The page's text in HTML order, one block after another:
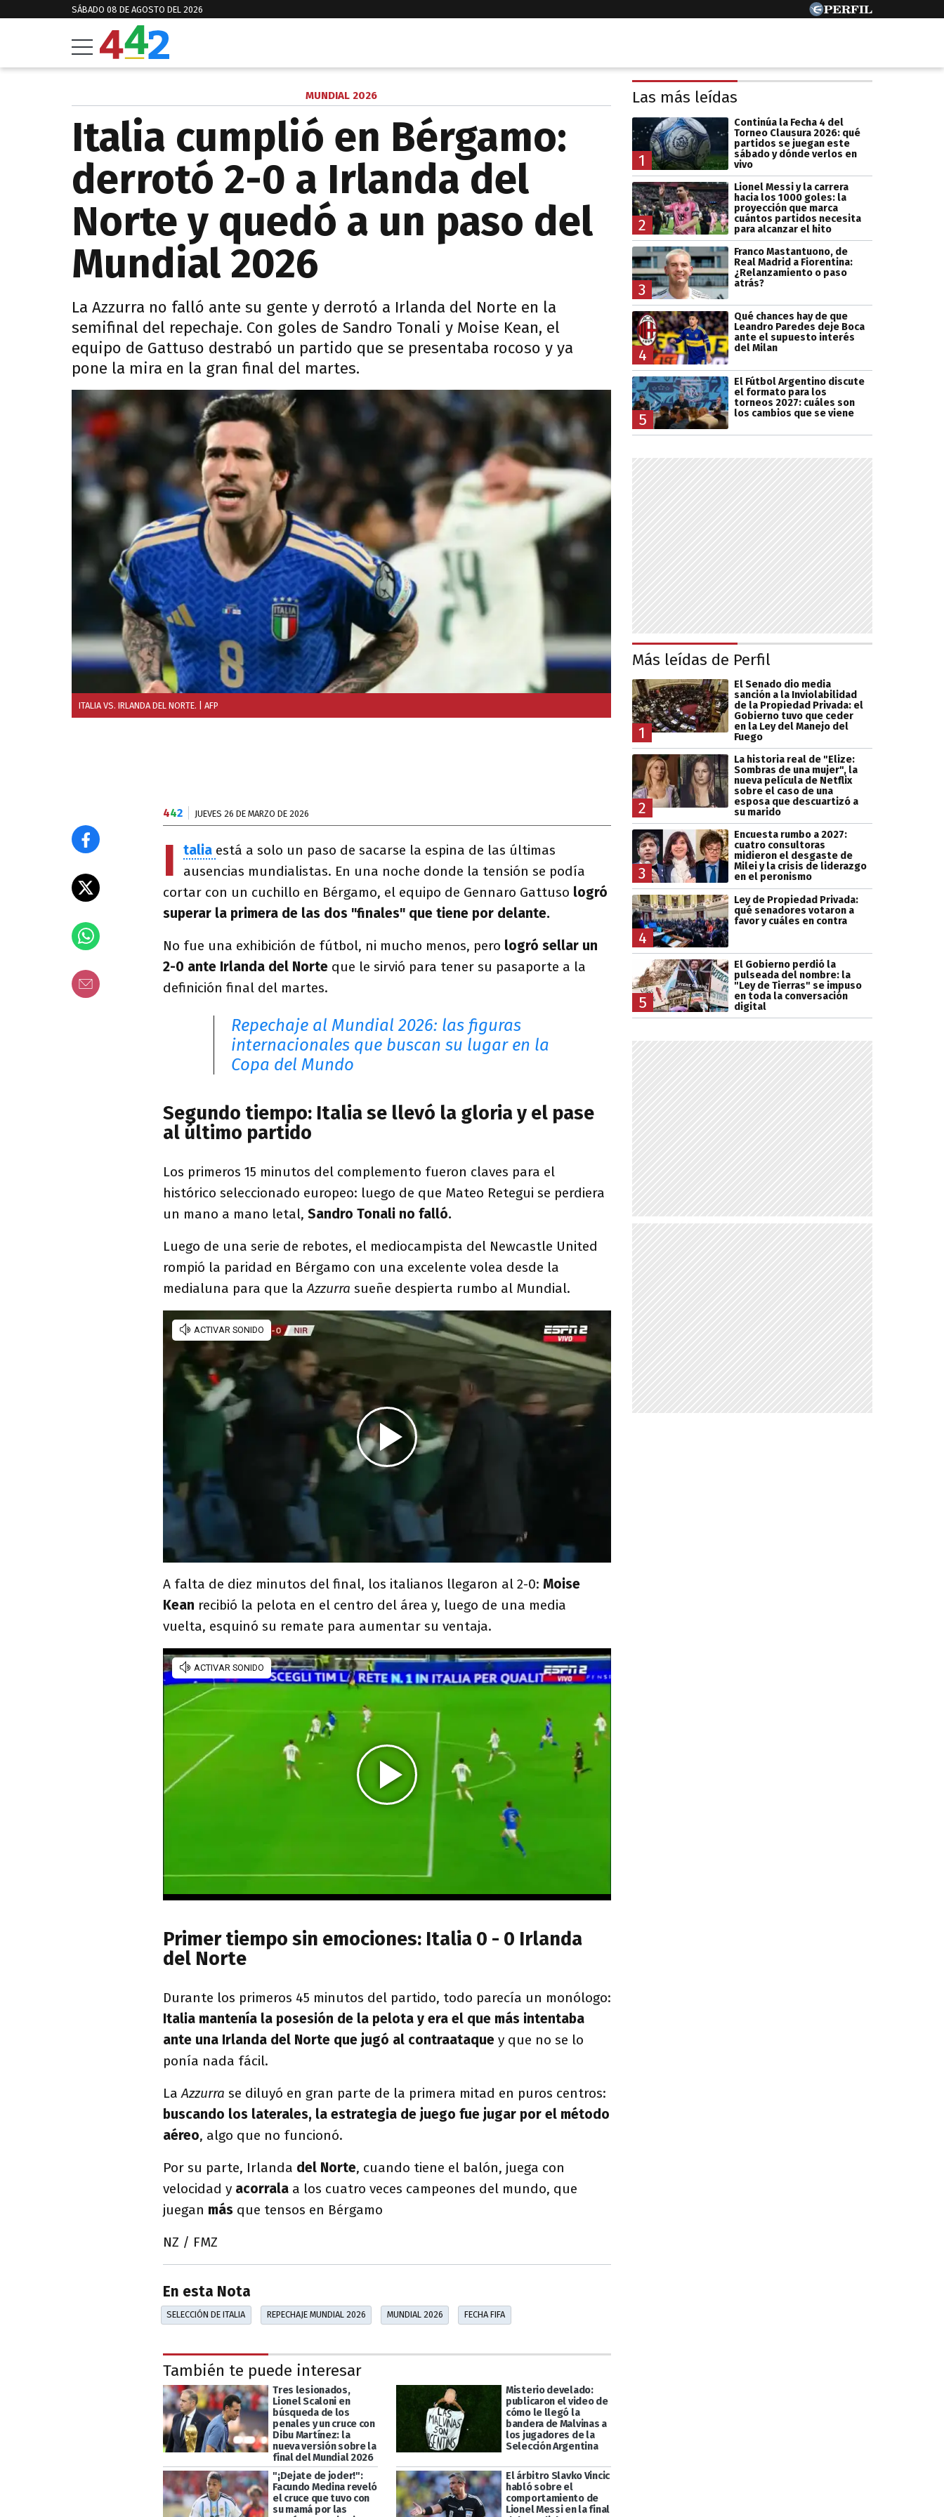
SÁBADO 08 DE AGOSTO DEL 2026
MUNDIAL 2026
Italia cumplió en Bérgamo:
derrotó 2-0 a Irlanda del
Norte y quedó a un paso del
Mundial 2026
La Azzurra no falló ante su gente y derrotó a Irlanda del Norte en la
semifinal del repechaje. Con goles de Sandro Tonali y Moise Kean, el
equipo de Gattuso destrabó un partido que se presentaba rocoso y ya
pone la mira en la gran final del martes.
ITALIA VS. IRLANDA DEL NORTE. | AFP
442 JUEVES 26 DE MARZO DE 2026
I talia está a solo un paso de sacarse la espina de las últimas
ausencias mundialistas. En una noche donde la tensión se podía
cortar con un cuchillo en Bérgamo, el equipo de Gennaro Gattuso logró
superar la primera de las dos "finales" que tiene por delante.
No fue una exhibición de fútbol, ni mucho menos, pero logró sellar un
2-0 ante Irlanda del Norte que le sirvió para tener su pasaporte a la
definición final del martes.
Repechaje al Mundial 2026: las figuras
internacionales que buscan su lugar en la
Copa del Mundo
Segundo tiempo: Italia se llevó la gloria y el pase
al último partido
Los primeros 15 minutos del complemento fueron claves para el
histórico seleccionado europeo: luego de que Mateo Retegui se perdiera
un mano a mano letal, Sandro Tonali no falló.
Luego de una serie de rebotes, el mediocampista del Newcastle United
rompió la paridad en Bérgamo con una excelente volea desde la
medialuna para que laAzzurra sueñe despierta rumbo al Mundial.
A falta de diez minutos del final, los italianos llegaron al 2-0: Moise
Kean recibió la pelota en el centro del área y, luego de una media
vuelta, esquinó su remate para aumentar su ventaja.
Primer tiempo sin emociones: Italia 0 - 0 Irlanda
del Norte
Durante los primeros 45 minutos del partido, todo parecía un monólogo:
Italia mantenía la posesión de la pelota y era el que más intentaba
ante una Irlanda del Norte que jugó al contraataque y que no se lo
ponía nada fácil.
LaAzzurra se diluyó en gran parte de la primera mitad en puros centros:
buscando los laterales, la estrategia de juego fue jugar por el método
aéreo, algo que no funcionó.
Por su parte, Irlanda del Norte, cuando tiene el balón, juega con
velocidad y acorrala a los cuatro veces campeones del mundo, que
juegan más que tensos en Bérgamo
NZ / FMZ
En esta Nota
SELECCIÓN DE ITALIA REPECHAJE MUNDIAL 2026 MUNDIAL 2026 FECHA FIFA
También te puede interesar
Tres lesionados,
Lionel Scaloni en
búsqueda de los
penales y un cruce con
Dibu Martínez: la
nueva versión sobre la
final del Mundial 2026
Misterio develado:
publicaron el video de
cómo le llegó la
bandera de Malvinas a
los jugadores de la
Selección Argentina
"¡Dejate de joder!":
Facundo Medina reveló
el cruce que tuvo con
su mamá por las
El árbitro Slavko Vincic
habló sobre el
comportamiento de
Lionel Messi en la final
Las más leídas
1
Continúa la Fecha 4 del
Torneo Clausura 2026: qué
partidos se juegan este
sábado y dónde verlos en
vivo
2
Lionel Messi y la carrera
hacia los 1000 goles: la
proyección que marca
cuántos partidos necesita
para alcanzar el hito
3
Franco Mastantuono, de
Real Madrid a Fiorentina:
¿Relanzamiento o paso
atrás?
4
Qué chances hay de que
Leandro Paredes deje Boca
ante el supuesto interés
del Milan
5
El Fútbol Argentino discute
el formato para los
torneos 2027: cuáles son
los cambios que se viene
Más leídas de Perfil
1
El Senado dio media
sanción a la Inviolabilidad
de la Propiedad Privada: el
Gobierno tuvo que ceder
en la Ley del Manejo del
Fuego
2
La historia real de "Elize:
Sombras de una mujer", la
nueva película de Netflix
sobre el caso de una
esposa que descuartizó a
su marido
3
Encuesta rumbo a 2027:
cuatro consultoras
midieron el desgaste de
Milei y la crisis de liderazgo
en el peronismo
4
Ley de Propiedad Privada:
qué senadores votaron a
favor y cuáles en contra
5
El Gobierno perdió la
pulseada del nombre: la
"Ley de Tierras" se impuso
en toda la conversación
digital